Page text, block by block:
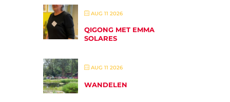
AUG 11 2026
QIGONG MET EMMA
SOLARES
AUG 11 2026
WANDELEN